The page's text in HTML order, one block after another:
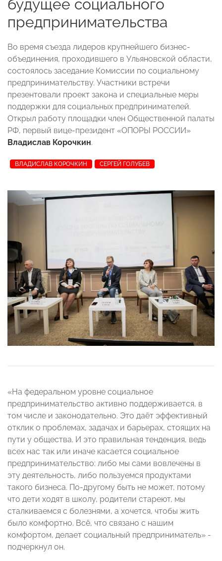
будущее социального
предпринимательства
Во время съезда лидеров крупнейшего бизнес-
объединения, проходившего в Ульяновской области,
состоялось заседание Комиссии по социальному
предпринимательству. Участники встречи
презентовали проект закона и специальные меры
поддержки для социальных предпринимателей.
Открыл работу площадки член Общественной палаты
РФ, первый вице-президент «ОПОРЫ РОССИИ»
Владислав Корочкин.
ВЛАДИСЛАВ КОРОЧКИН СЕРГЕЙ ГОЛУБЕВ
«На федеральном уровне социальное
предпринимательство активно поддерживается, в
том числе и законодательно. Это даёт эффективный
отклик о проблемах, задачах и барьерах, стоящих на
пути у общества. И это правильная тенденция, ведь
всех нас так или иначе касается социальное
предпринимательство: либо мы сами вовлечены в
эту деятельность, либо пользуемся продуктами
такого бизнеса. По-другому быть не может, потому
что дети ходят в школу, родители стареют, мы
сталкиваемся с болезнями, а хочется, чтобы жить
было комфортно. Всё, что связано с нашим
комфортом, делает социальный предприниматель» -
подчеркнул он.